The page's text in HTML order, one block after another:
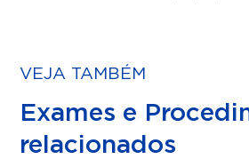
VEJA TAMBÉM
Exames e
relacionados